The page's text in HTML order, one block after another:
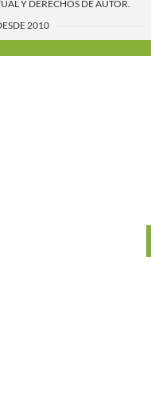
Y DERECHOS DE AUTOR.
2010